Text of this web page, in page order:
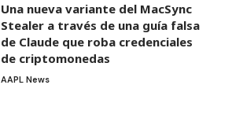
Una nueva variante del MacSync
Stealer a través de una guía falsa
de Claude que roba credenciales
de criptomonedas
AAPL News